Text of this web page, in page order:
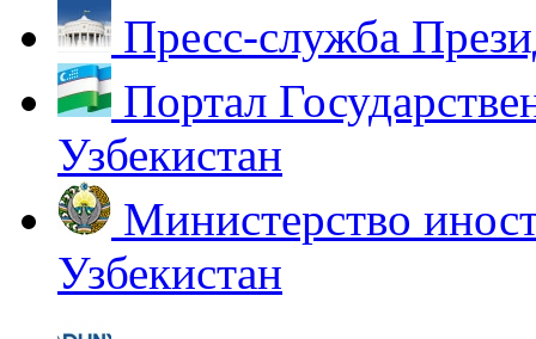
Пресс-служба
Портал
Узбекистан
Министерство
Узбекистан